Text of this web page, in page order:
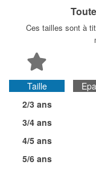
Ces tailles sont à
Taille
2/3 ans
3/4 ans
4/5 ans
5/6 ans